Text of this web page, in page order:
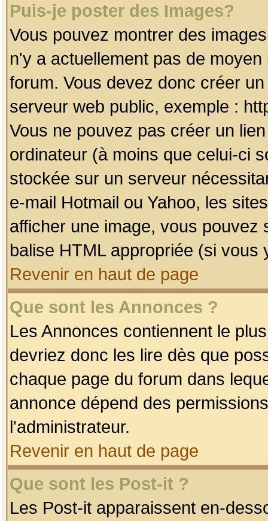
Puis-je poster des Images?
Vous pouvez montrer des
n'y a actuellement pas de
forum. Vous devez donc créer
serveur web public, exemple :
Vous ne pouvez pas créer un
ordinateur (à moins que celui-ci
stockée sur un serveur
e-mail Hotmail ou Yahoo, les
afficher une image, vous pouvez
balise HTML appropriée (si vous
Revenir en haut de page
Que sont les Annonces ?
Les Annonces contiennent le
devriez donc les lire dès que
chaque page du forum dans
annonce dépend des
l'administrateur.
Revenir en haut de page
Que sont les Post-it ?
Les Post-it apparaissent en-